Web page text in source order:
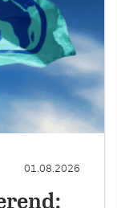
01.08.2026